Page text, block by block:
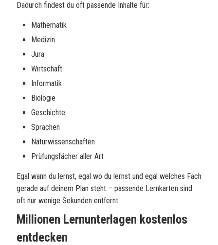
Dadurch findest du oft passende Inhalte für:
Mathematik
Medizin
Jura
Wirtschaft
Informatik
Biologie
Geschichte
Sprachen
Naturwissenschaften
Prüfungsfächer aller Art
Egal wann du lernst, egal wo du lernst und egal welches Fach
gerade auf deinem Plan steht – passende Lernkarten sind
oft nur wenige Sekunden entfernt.
Millionen Lernunterlagen kostenlos
entdecken